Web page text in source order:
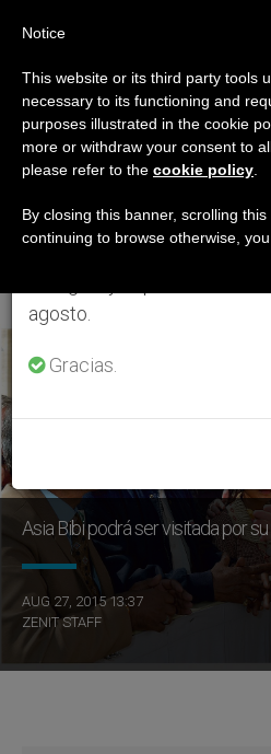
ETIQUETA
Posts
‘Tribunal
ÚLTIMAS NOTICIAS
Asia Bibi podrá ser visitada por
AUG 27, 2015 13:37
ZENIT STAFF
Aviso importante
Del 27 de julio al 7 de
anual, aprovechando que en
se generan menos
agosto.
Gracias.
Notice
This website or its third party tools
necessary to its functioning and
purposes illustrated in the cookie
more or withdraw your consent to
please refer to the cookie policy
By closing this banner, scrolling
continuing to browse otherwise,